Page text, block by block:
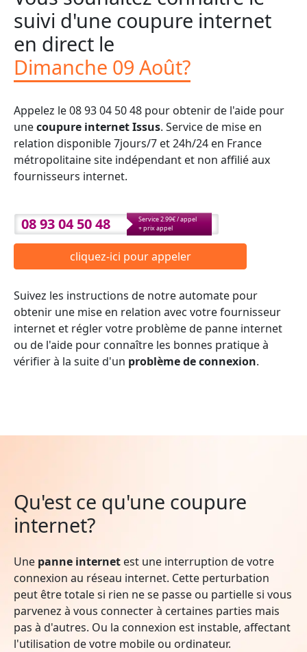
suivi d'une coupure internet
en direct le
Dimanche 09 Août?
Appelez le 08 93 04 50 48 pour obtenir de l'aide pour
unecoupure internet Issus. Service de mise en
relation disponible 7jours/7 et 24h/24 en France
métropolitaine site indépendant et non affilié aux
fournisseurs internet.
08 93 04 50 48
Service 2.99€ / appel
+ prix appel
cliquez-ici pour appeler
Suivez les instructions de notre automate pour
obtenir une mise en relation avec votre fournisseur
internet et régler votre problème de panne internet
ou de l'aide pour connaître les bonnes pratique à
vérifier à la suite d'un problème de connexion.
Qu'est ce qu'une coupure
internet?
Une panne internet est une interruption de votre
connexion au réseau internet. Cette perturbation
peut être totale si rien ne se passe ou partielle si vous
parvenez à vous connecter à certaines parties mais
pas à d'autres. Ou la connexion est instable, affectant
l'utilisation de votre mobile ou ordinateur.